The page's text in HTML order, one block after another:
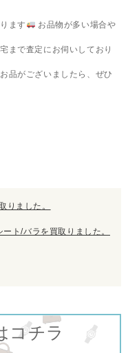
ます お品物が多い場合や
まで査定にお伺いしており
品がございましたら、ぜひ
りました。
ト/バラを買取りました。
コチラ